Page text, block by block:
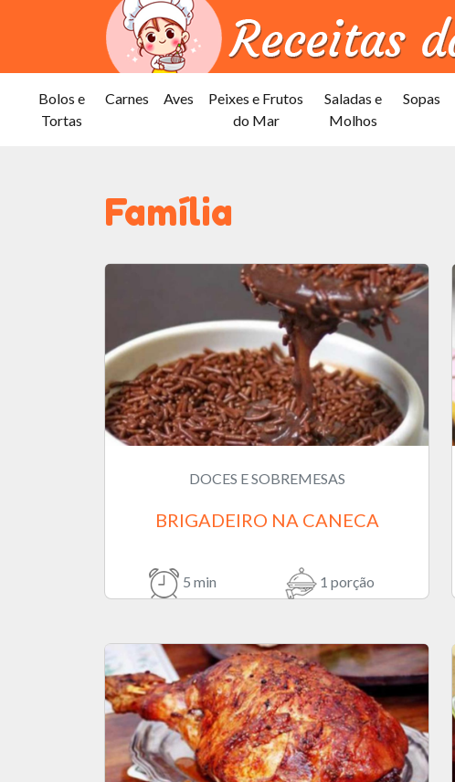
Bolos e
Tortas
Carnes Aves
Peixes e Frutos
do Mar
Saladas e
Molhos
Sopas
Família
DOCES E SOBREMESAS
BRIGADEIRO NA CANECA
5 min 1 porção